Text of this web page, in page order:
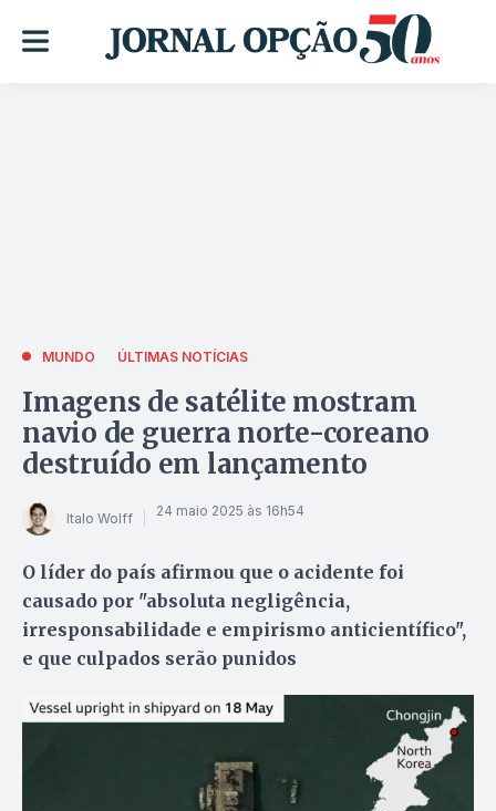
MUNDO ÚLTIMAS NOTÍCIAS
Imagens de satélite mostram
navio de guerra norte-coreano
destruído em lançamento
Italo Wolff 24 maio 2025 às 16h54
O líder do país afirmou que o acidente foi
causado por "absoluta negligência,
irresponsabilidade e empirismo anticientífico",
e que culpados serão punidos